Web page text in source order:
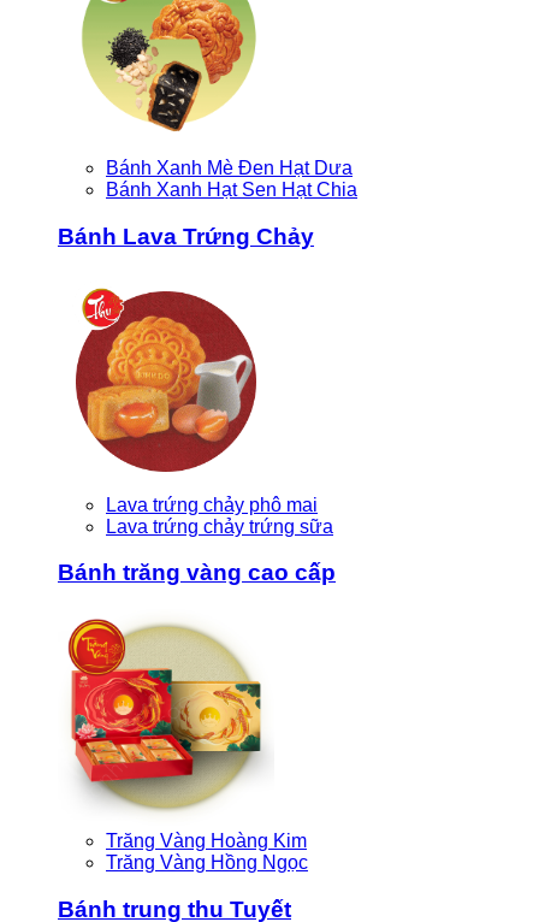
Bánh Xanh Mè Đen Hạt Dưa
Bánh Xanh Hạt Sen Hạt Chia
Bánh Lava Trứng Chảy
Lava trứng chảy phô mai
Lava trứng chảy trứng sữa
Bánh trăng vàng cao cấp
Trăng Vàng Hoàng Kim
Trăng Vàng Hồng Ngọc
Bánh trung thu Tuyết